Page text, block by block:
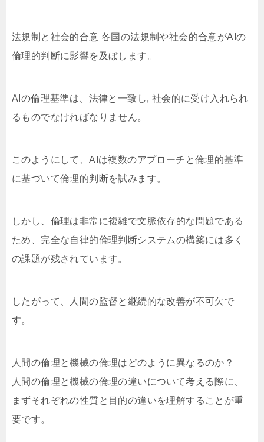
法規制と社会的合意 各国の法規制や社会的合意がAIの
倫理的判断に影響を及ぼします。
AIの倫理基準は、法律と一致し, 社会的に受け入れられ
るものでなければなりません。
このようにして、AIは複数のアプローチと倫理的基準
に基づいて倫理的判断を試みます。
しかし、倫理は非常に複雑で文脈依存的な問題である
ため、完全な自律的倫理判断システムの構築には多く
の課題が残されています。
したがって、人間の監督と継続的な改善が不可欠で
す。
人間の倫理と機械の倫理はどのように異なるのか？
人間の倫理と機械の倫理の違いについて考える際に、
まずそれぞれの性質と目的の違いを理解することが重
要です。